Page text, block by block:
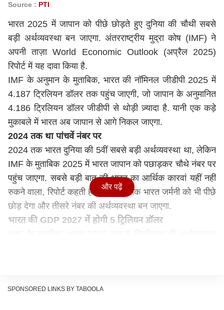
Source : PTI
भारत 2025 में जापान को पीछे छोड़ते हुए दुनिया की चौथी सबसे
बड़ी अर्थव्यवस्था बन जाएगा. अंतरराष्ट्रीय मुद्रा कोष (IMF) ने
अपनी ताज़ा World Economic Outlook (अप्रैल 2025)
रिपोर्ट में यह दावा किया है.
IMF के अनुमान के मुताबिक, भारत की नॉमिनल जीडीपी 2025 में
4.187 ट्रिलियन डॉलर तक पहुंच जाएगी, जो जापान के अनुमानित
4.186 ट्रिलियन डॉलर जीडीपी से थोड़ी ज़्यादा है. यानी एक कड़े
मुकाबले में भारत अब जापान से आगे निकल जाएगा.
2024 तक था पांचवें नंबर पर
2024 तक भारत दुनिया की 5वीं सबसे बड़ी अर्थव्यवस्था था, लेकिन
IMF के मुताबिक 2025 में भारत जापान को पछाड़कर चौथे नंबर पर
पहुंच जाएगा. सबसे बड़ी बात की भारत का आर्थिक कारवां यहीं नहीं
रुकने वाला, रिपोर्ट कहती है कि 2028 तक भारत जर्मनी को भी पीछे
छोड़ देगा और तीसरे नंबर की अर्थव्यवस्था बन जाएगा.
भारत की GDP 2027 में होगी 5 ट्रिलियन डॉलर
टॉप 10 इकोनॉमीज़ में भारत का दबदबा
और पढ़ें
SPONSORED LINKS BY TABOOLA